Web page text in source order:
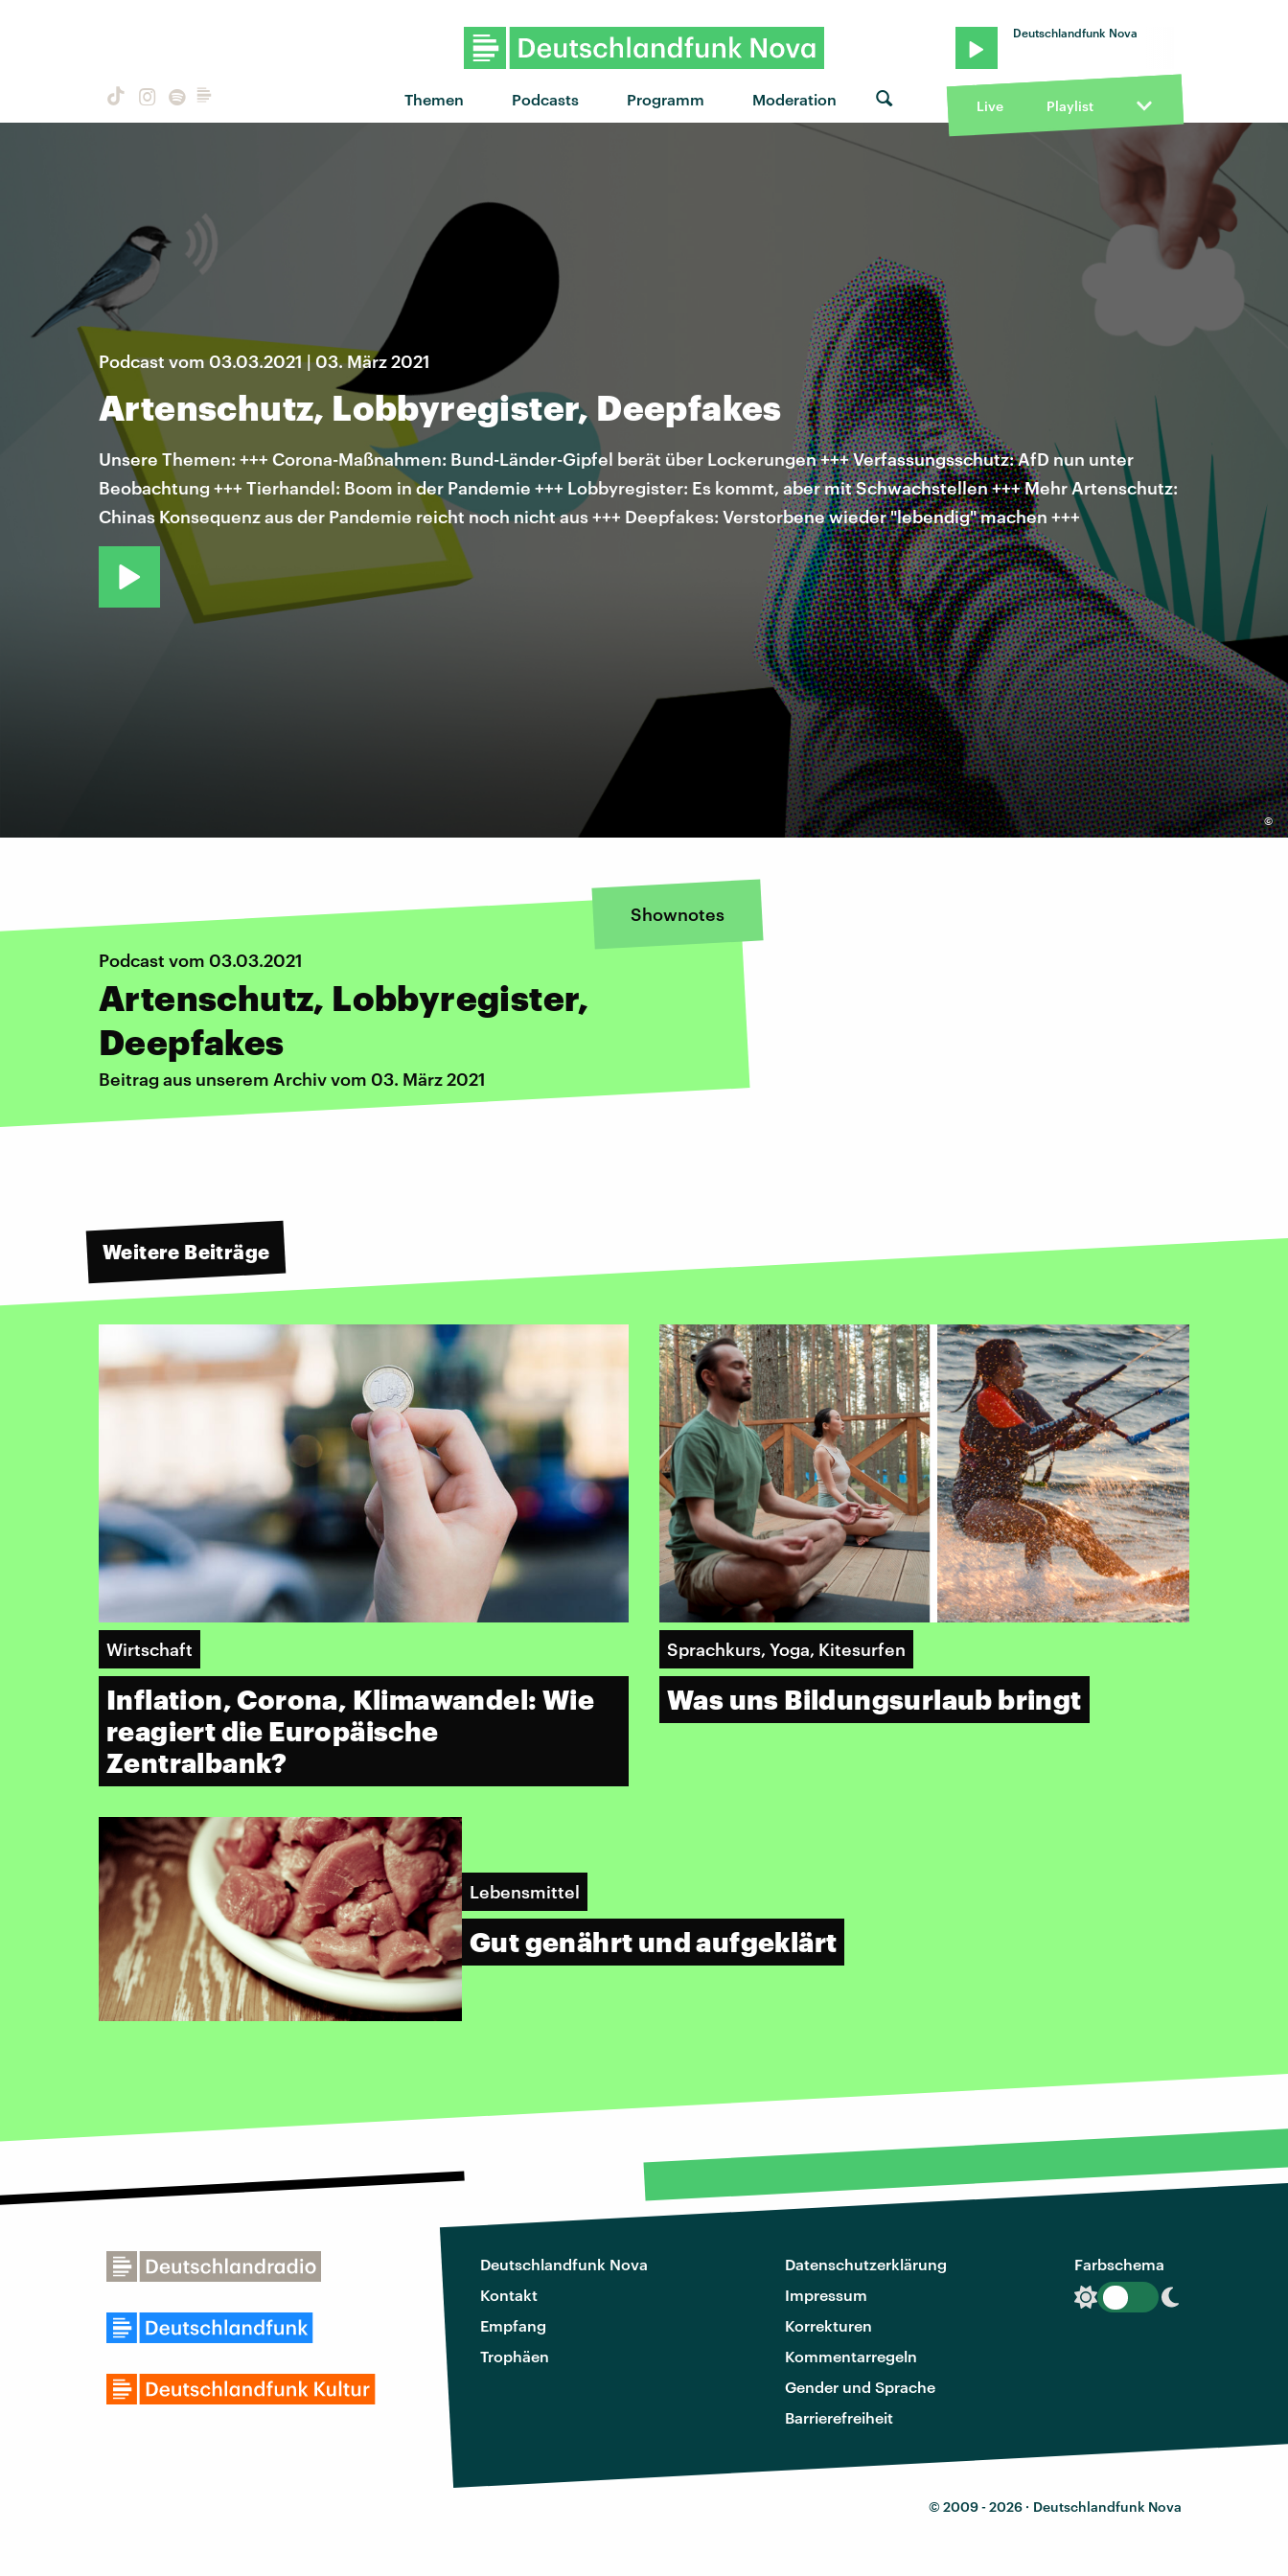
Themen Podcasts Programm Moderation
Deutschlandfunk Nova
Live Playlist
©
Podcast vom 03.03.2021 | 03. März 2021
Artenschutz, Lobbyregister, Deepfakes
Unsere Themen: +++ Corona-Maßnahmen: Bund-Länder-Gipfel berät über Lockerungen +++ Verfassungsschutz: AfD nun unter
Beobachtung +++ Tierhandel: Boom in der Pandemie +++ Lobbyregister: Es kommt, aber mit Schwachstellen +++ Mehr Artenschutz:
Chinas Konsequenz aus der Pandemie reicht noch nicht aus +++ Deepfakes: Verstorbene wieder "lebendig" machen +++
Shownotes
Podcast vom 03.03.2021
Artenschutz, Lobbyregister,
Deepfakes
Beitrag aus unserem Archiv vom 03. März 2021
Weitere Beiträge
Wirtschaft
Inflation, Corona, Klimawandel: Wie
reagiert die Europäische
Zentralbank?
Sprachkurs, Yoga, Kitesurfen
Was uns Bildungsurlaub bringt
Lebensmittel
Gut genährt und aufgeklärt
Deutschlandfunk Nova
Kontakt
Empfang
Trophäen
Datenschutzerklärung
Impressum
Korrekturen
Kommentarregeln
Gender und Sprache
Barrierefreiheit
Farbschema
© 2009 - 2026 · Deutschlandfunk Nova